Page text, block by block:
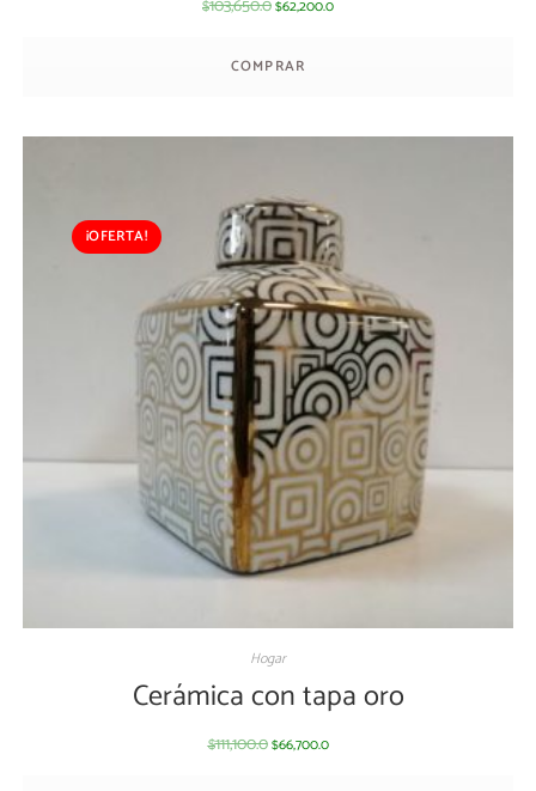
$103,650.0 $62,200.0
COMPRAR
¡OFERTA!
Hogar
Cerámica con tapa oro
$111,100.0 $66,700.0